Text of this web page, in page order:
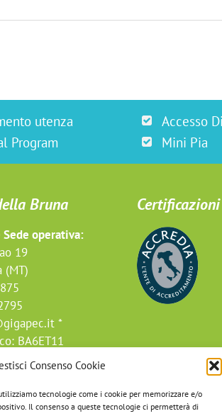
Consenso Cookie
tecnologie come i cookie per memorizzare e/o
Il consenso a queste tecnologie ci permetterà di
utenza Accesso
Program
Mini Pia
Bruna
operativa:
19
(MT)
*
BA6ET11
Certificazioni